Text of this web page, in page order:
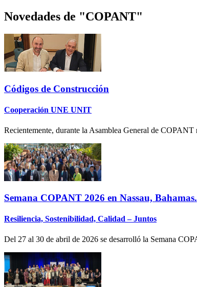
Novedades de "COPANT"
Códigos de Construcción
Cooperación UNE UNIT
Recientemente, durante la Asamblea General de
Semana COPANT 2026 en Nassau, Bahamas.
Resiliencia, Sostenibilidad, Calidad – Juntos
Del 27 al 30 de abril de 2026 se desarrolló la Semana